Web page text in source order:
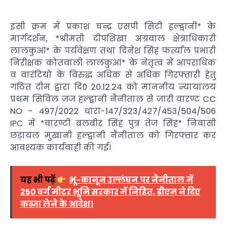
इसी क्रम में प्रकाश चन्द्र एसपी सिटी हल्द्वानी* के
मार्गदर्शन, *श्रीमती दीपशिखा अग्रवाल क्षेत्राधिकारी
लालकुआं* के पर्यवेक्षण तथा दिनेश सिंह फर्त्याल प्रभारी
निरीक्षक कोतवाली लालकुआं* के नेतृत्व में आपराधिक
व वारंटियो के विरुद्ध अधिक से अधिक गिरफ्तारी हेतु
गठित टीम द्वारा दि0 20.12.24 को माननीय न्यायालय
प्रथम सिविल जज हल्द्वानी नैनीताल से जारी वारण्ट CC
NO – 497/2022 धारा-147/323/427/453/504/506
IPC में *वारण्टी बलबीर सिंह पुत्र तेज सिंह* निवासी
छड़ायल मुखानी हल्द्वानी नैनीताल को गिरफ्तार कर
आवश्यक कार्यवाही की गई।
यह भी पढ़ें
भू-कानून उल्लंघन पर नैनीताल में
250 वर्ग मीटर भूमि सरकार में निहित, डीएम ने दिए
कब्जा लेने के आदेश।